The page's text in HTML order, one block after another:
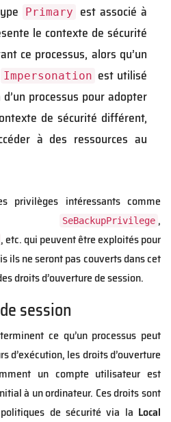
Primary
est associé à
le contexte de sécurité
ce processus, alors qu’un
Impersonation est utilisé
processus pour adopter
de sécurité différent,
à des ressources au
privilèges intéressants comme
SeBackupPrivilege ,
, etc. qui peuvent être exploités pour
ils ne seront pas couverts dans cet
droits d’ouverture de session.
session
ce qu’un processus peut
d’exécution, les droits d’ouverture
un compte utilisateur est
à un ordinateur. Ces droits sont
de sécurité via la Local